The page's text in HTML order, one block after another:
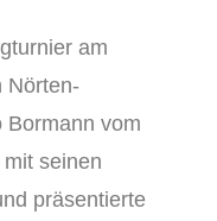
am
Nörten-
Bormann vom
seinen
präsentierte